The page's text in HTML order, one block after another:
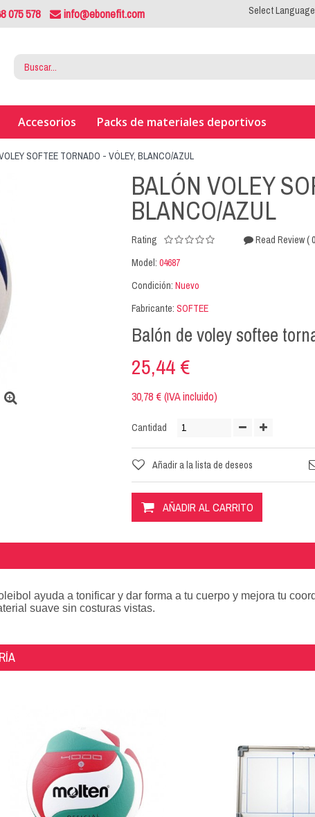
075 578 info@ebonefit.com Select Language
Accesorios Packs de materiales deportivos
SOFTEE TORNADO - VÓLEY, BLANCO/AZUL
BALÓN VOLEY
BLANCO/AZUL
Rating Read Review(
Model: 04687
Condición: Nuevo
Fabricante: SOFTEE
Balón de voley softee
25,44 €
30,78 € (IVA incluido)
Cantidad
Añadir a la lista de deseos
AÑADIR AL CARRITO
ayuda a tonificar y dar forma a tu cuerpo y mejora tu
suave sin costuras vistas.